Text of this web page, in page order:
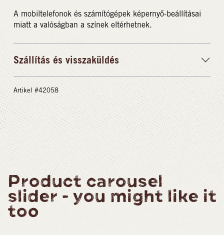
A mobiltelefonok és számítógépek képernyő-beállításai
miatt a valóságban a színek eltérhetnek.
Szállítás és visszaküldés
Artikel #42058
Product carousel
slider - you might like it
too